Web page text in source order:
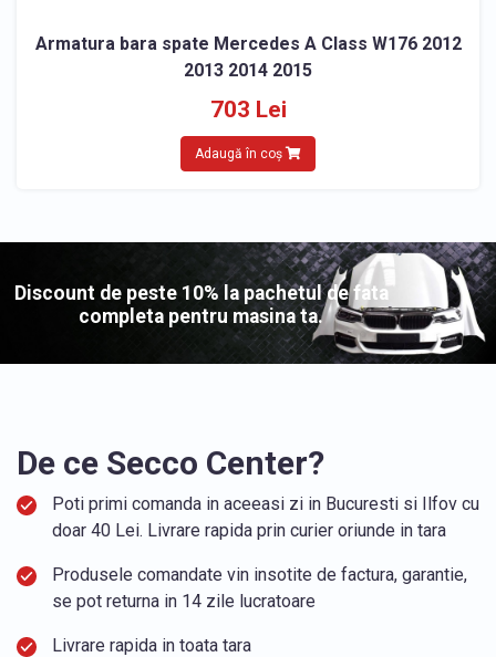
Armatura bara spate Mercedes A Class W176 2012
2013 2014 2015
703 Lei
Adaugă în coș
Discount de peste 10% la pachetul de fata
completa pentru masina ta.
De ce Secco Center?
Poti primi comanda in aceeasi zi in Bucuresti si Ilfov cu
doar 40 Lei. Livrare rapida prin curier oriunde in tara
Produsele comandate vin insotite de factura, garantie,
se pot returna in 14 zile lucratoare
Livrare rapida in toata tara